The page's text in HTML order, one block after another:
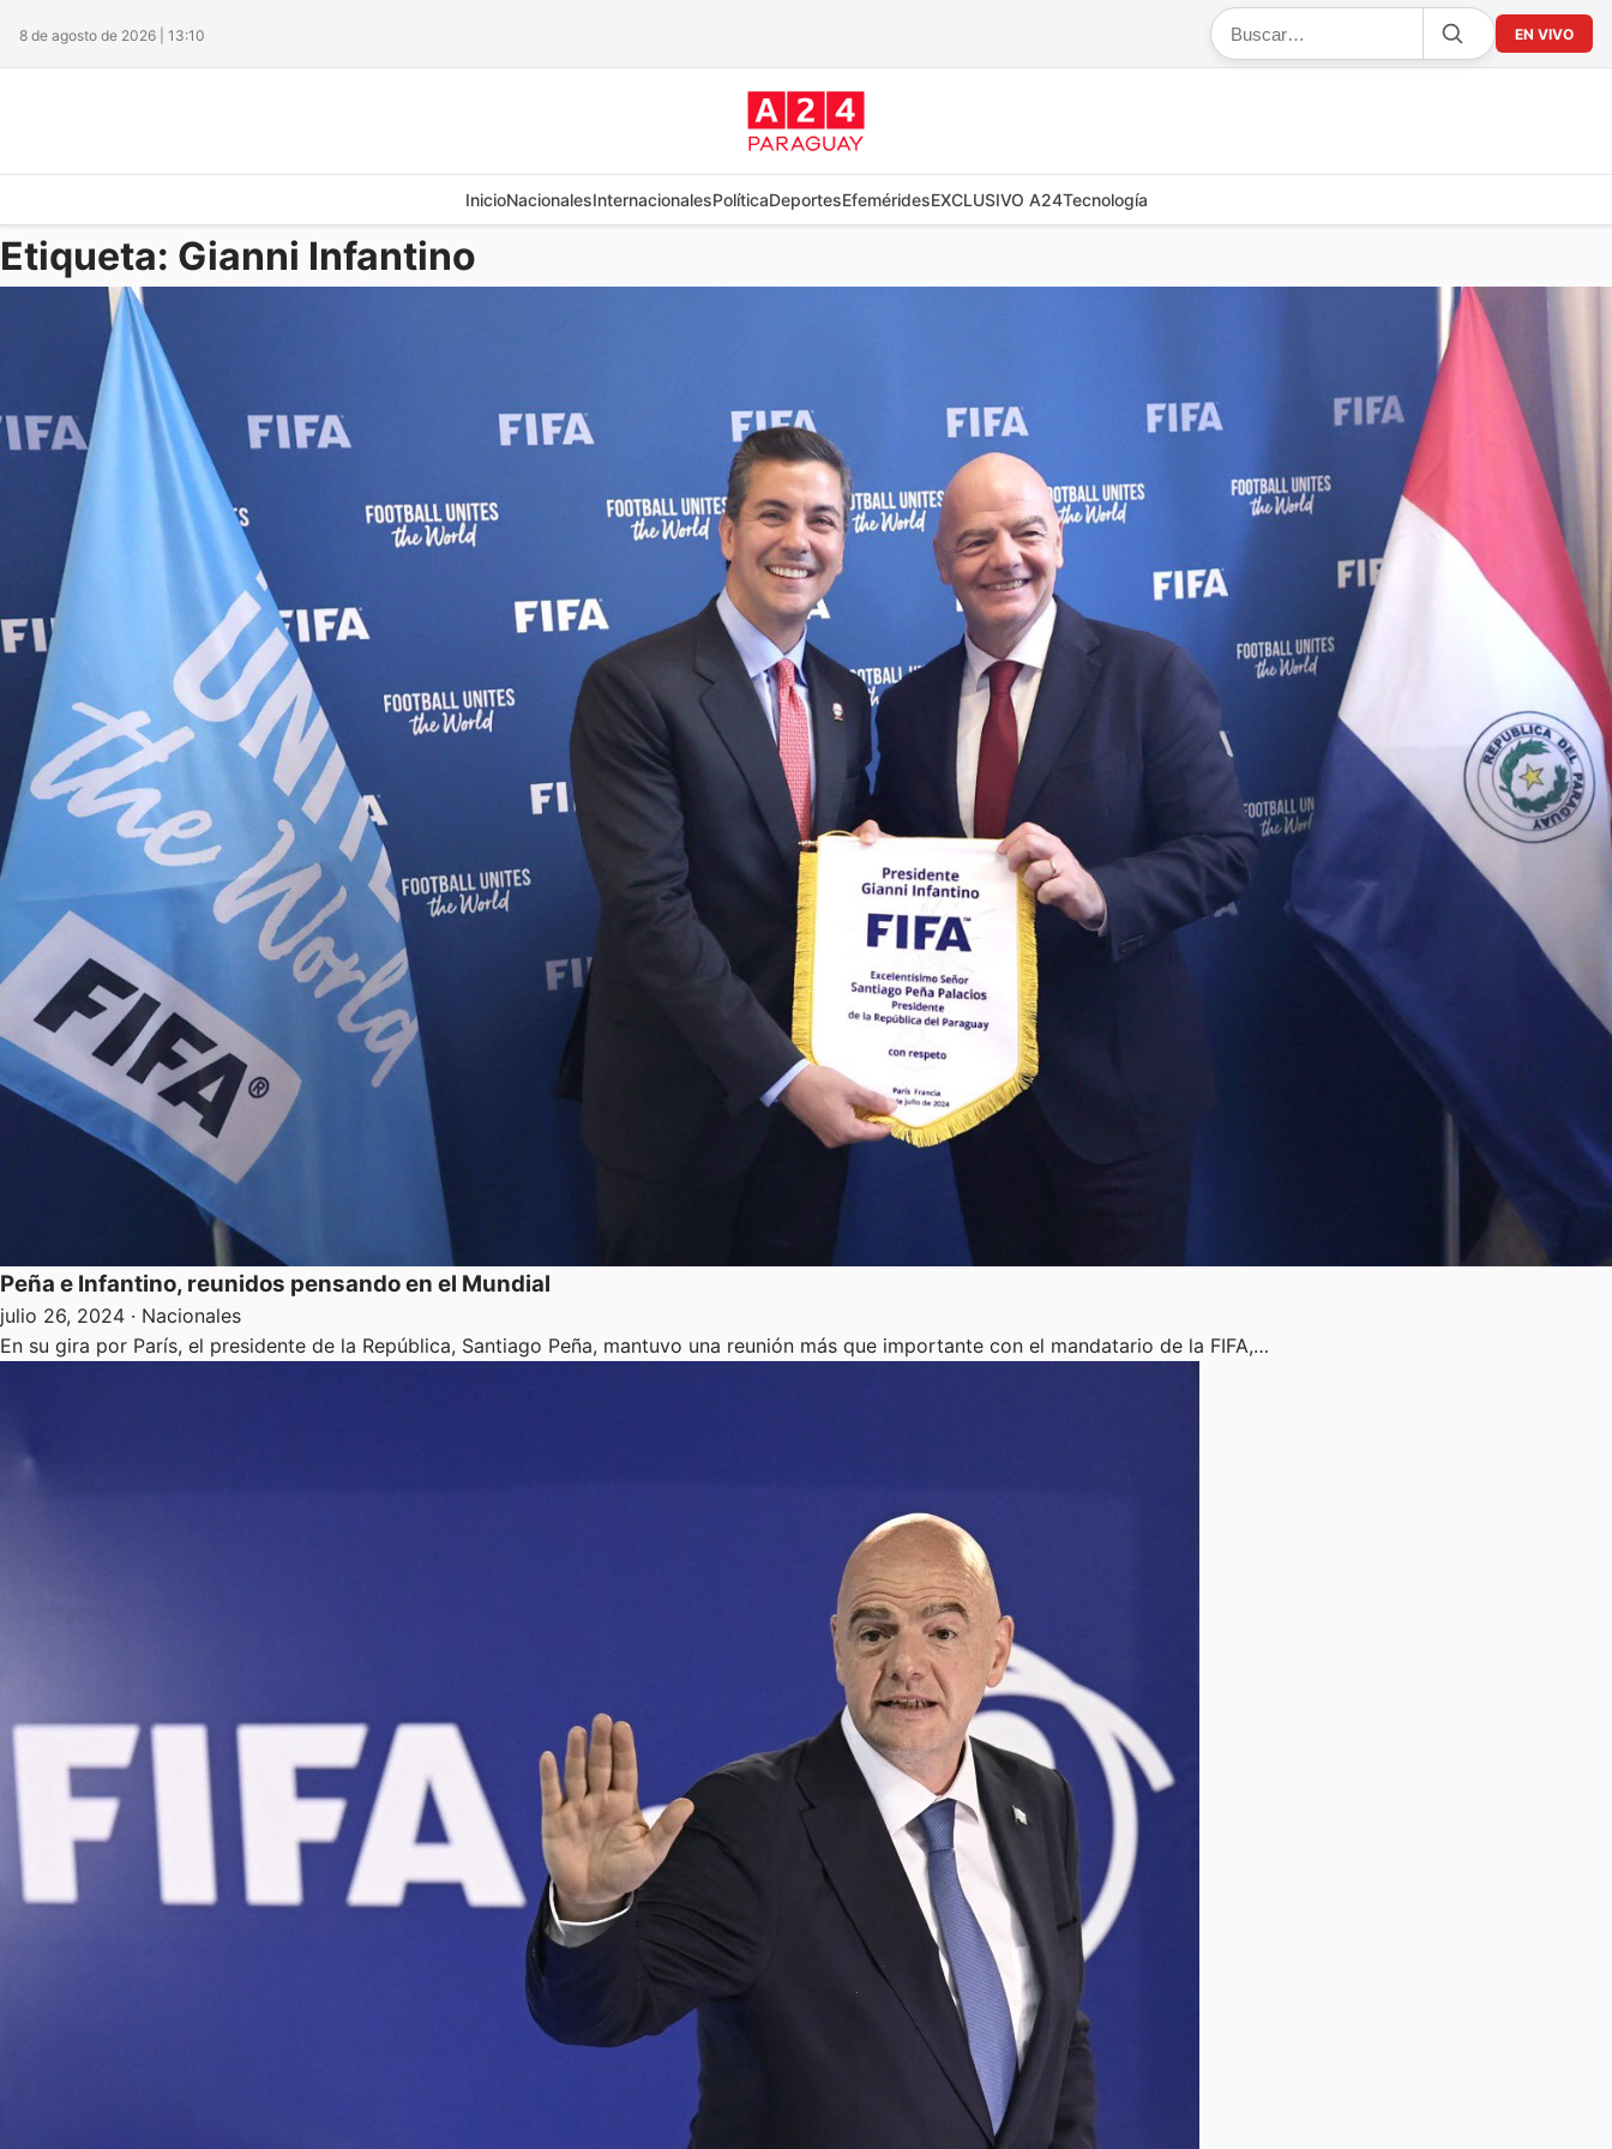
8 de agosto de 2026 | 13:10 EN VIVO
InicioNacionalesInternacionalesPolíticaDeportesEfeméridesEXCLUSIVO A24Tecnología
Etiqueta: Gianni Infantino
Peña e Infantino, reunidos pensando en el Mundial
julio 26, 2024 · Nacionales
En su gira por París, el presidente de la República, Santiago Peña, mantuvo una reunión más que importante con el mandatario de la FIFA,…